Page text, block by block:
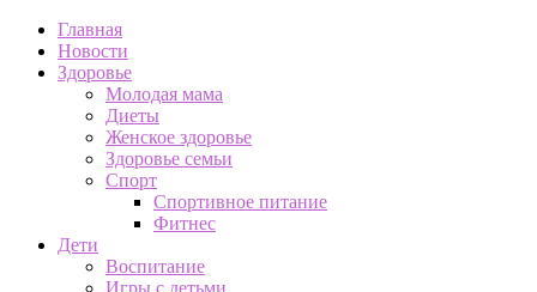
Главная
Новости
Здоровье
Молодая мама
Диеты
Женское здоровье
Здоровье семьи
Спорт
Спортивное питание
Фитнес
Дети
Воспитание
Игры с детьми